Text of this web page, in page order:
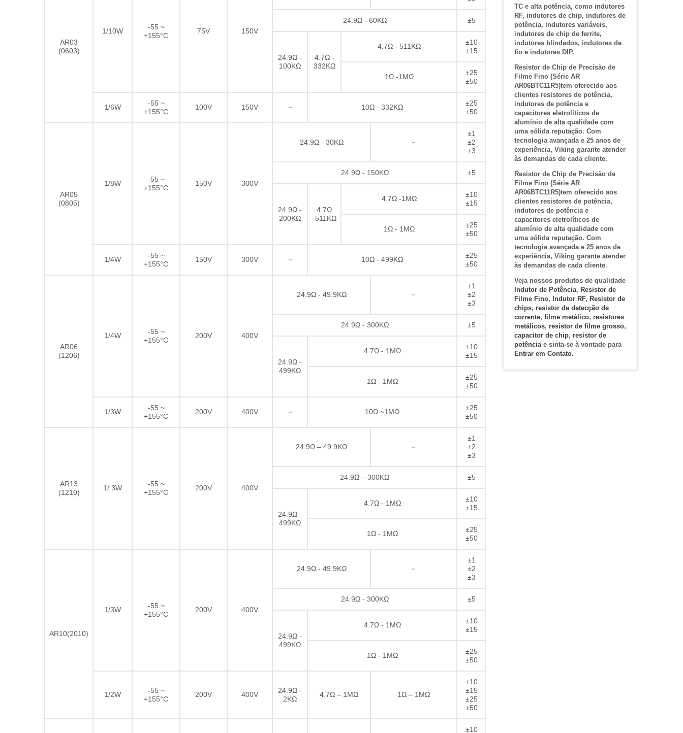
AR03
(0603)
1/10W
-55 ~
+155°C
75V 150V
24.9Ω - 60KΩ ±5
24.9Ω -
100KΩ
4.7Ω -
332KΩ
4.7Ω - 511KΩ
±10
±15
1Ω -1MΩ
±25
±50
1/6W
-55 ~
+155°C
100V 150V － 10Ω - 332KΩ
±25
±50
AR05
(0805)
1/8W
-55 ~
+155°C
150V 300V
24.9Ω - 30KΩ －
±1
±2
±3
24.9Ω - 150KΩ ±5
24.9Ω -
200KΩ
4.7Ω
-511KΩ
4.7Ω -1MΩ
±10
±15
1Ω - 1MΩ
±25
±50
1/4W
-55 ~
+155°C
150V 300V － 10Ω - 499KΩ
±25
±50
AR06
(1206)
1/4W
-55 ~
+155°C
200V 400V
24.9Ω - 49.9KΩ －
±1
±2
±3
24.9Ω - 300KΩ ±5
24.9Ω -
499KΩ
4.7Ω - 1MΩ
±10
±15
1Ω - 1MΩ
±25
±50
1/3W
-55 ~
+155°C
200V 400V － 10Ω ~1MΩ
±25
±50
AR13
(1210)
1/ 3W
-55 ~
+155°C
200V 400V
24.9Ω – 49.9KΩ －
±1
±2
±3
24.9Ω – 300KΩ ±5
24.9Ω -
499KΩ
4.7Ω - 1MΩ
±10
±15
1Ω - 1MΩ
±25
±50
AR10(2010)
1/3W
-55 ~
+155°C
200V 400V
24.9Ω - 49.9KΩ －
±1
±2
±3
24.9Ω - 300KΩ ±5
24.9Ω -
499KΩ
4.7Ω - 1MΩ
±10
±15
1Ω - 1MΩ
±25
±50
1/2W
-55 ~
+155°C
200V 400V
24.9Ω -
2KΩ
4.7Ω – 1MΩ 1Ω – 1MΩ
±10
±15
±25
±50
±10
TC e alta potência, como indutores
RF, indutores de chip, indutores de
potência, indutores variáveis,
indutores de chip de ferrite,
indutores blindados, indutores de
fio e indutores DIP.
Resistor de Chip de Precisão de
Filme Fino (Série AR
AR06BTC11R5)tem oferecido aos
clientes resistores de potência,
indutores de potência e
capacitores eletrolíticos de
alumínio de alta qualidade com
uma sólida reputação. Com
tecnologia avançada e 25 anos de
experiência, Viking garante atender
às demandas de cada cliente.
Resistor de Chip de Precisão de
Filme Fino (Série AR
AR06BTC11R5)tem oferecido aos
clientes resistores de potência,
indutores de potência e
capacitores eletrolíticos de
alumínio de alta qualidade com
uma sólida reputação. Com
tecnologia avançada e 25 anos de
experiência, Viking garante atender
às demandas de cada cliente.
Veja nossos produtos de qualidade
Indutor de Potência, Resistor de
Filme Fino, Indutor RF, Resistor de
chips, resistor de detecção de
corrente, filme metálico, resistores
metálicos, resistor de filme grosso,
capacitor de chip, resistor de
potênciae sinta-se à vontade para
Entrar em Contato.